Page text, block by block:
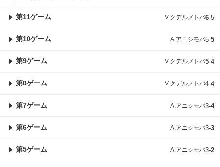
第11ゲーム V.クデルメトバ6-5
第10ゲーム A.アニシモバ5-5
第9ゲーム V.クデルメトバ5-4
第8ゲーム V.クデルメトバ4-4
第7ゲーム A.アニシモバ3-4
第6ゲーム A.アニシモバ3-3
第5ゲーム A.アニシモバ3-2